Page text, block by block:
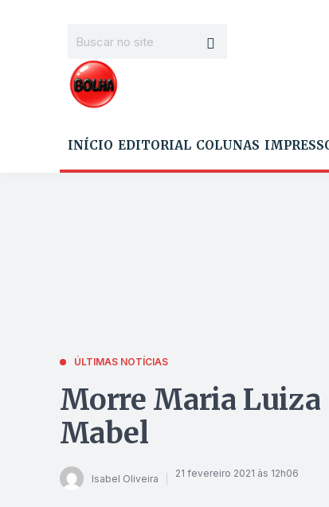
INÍCIO EDITORIAL COLUNAS
ÚLTIMAS NOTÍCIAS
Morre Maria Luiza
Mabel
Isabel Oliveira 21 fevereiro 2021 às 12h06